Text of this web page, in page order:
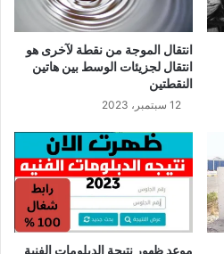
انتقال الموجة من نقطة لآخرى هو
انتقال لجزيئات الوسط بين هاتين
النقطتين
12 سبتمبر، 2023
موعد ظهور نتيجة الدبلومات الفنية